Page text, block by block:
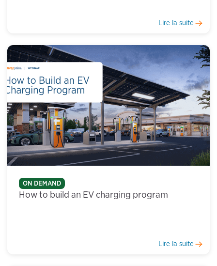
Lire la suite
ON DEMAND
How to build an EV charging program
Lire la suite